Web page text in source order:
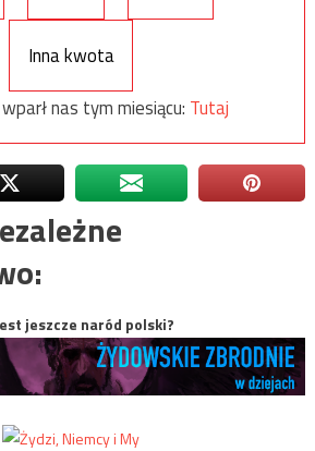
Inna kwota
nas tym miesiącu: Tutaj
jeszcze naród polski?